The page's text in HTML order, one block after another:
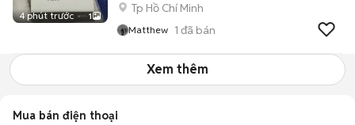
4 phút trước 1
Tp Hồ Chí Minh
Matthew 1 đã bán
Xem thêm
Mua bán điện thoại